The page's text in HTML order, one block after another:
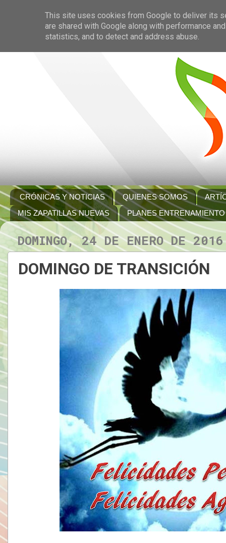
CRÓNICAS Y NOTICIAS QUIENES SOMOS
MIS ZAPATILLAS NUEVAS
PLANES ENTRENAMIENTO
DOMINGO, 24 DE ENERO DE 2016
DOMINGO DE TRANSICIÓN
This site uses cookies from Google to deliver its
are shared with Google along with performance
statistics, and to detect and address abuse.